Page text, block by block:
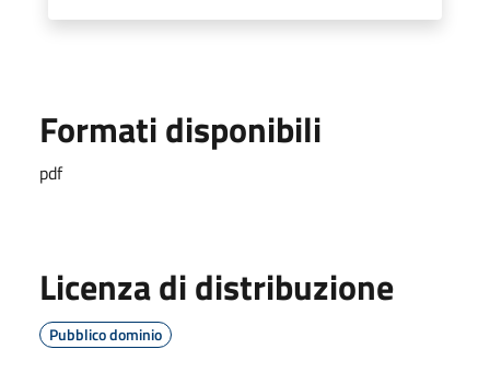
Formati disponibili
pdf
Licenza di distribuzione
Pubblico dominio